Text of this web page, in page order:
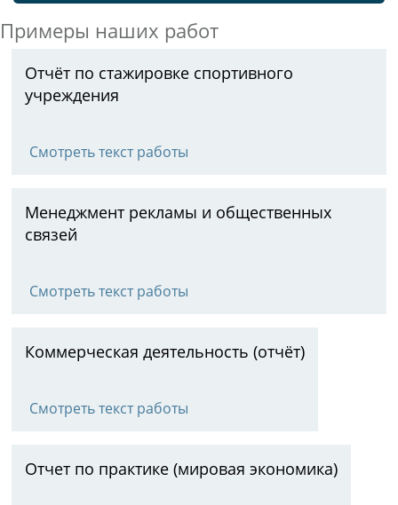
Примеры наших работ
Отчёт по стажировке спортивного
учреждения
Смотреть текст работы
Менеджмент рекламы и общественных
связей
Смотреть текст работы
Коммерческая деятельность (отчёт)
Смотреть текст работы
Отчет по практике (мировая экономика)